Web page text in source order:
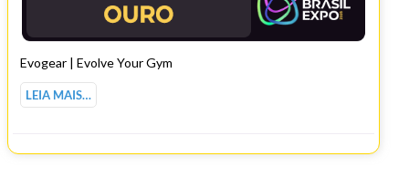
Evogear | Evolve Your Gym
LEIA MAIS…